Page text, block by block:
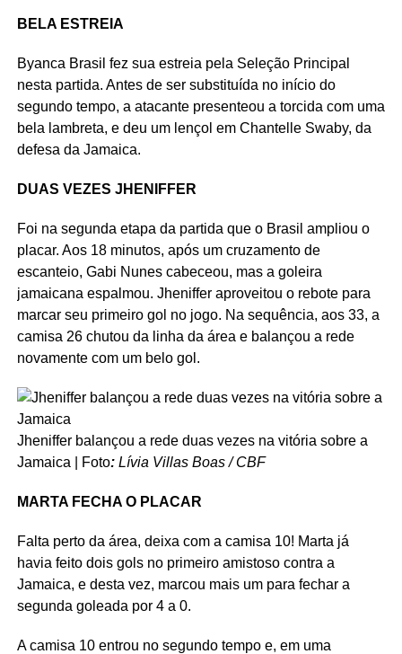
BELA ESTREIA
Byanca Brasil fez sua estreia pela Seleção Principal
nesta partida. Antes de ser substituída no início do
segundo tempo, a atacante presenteou a torcida com uma
bela lambreta, e deu um lençol em Chantelle Swaby, da
defesa da Jamaica.
DUAS VEZES JHENIFFER
Foi na segunda etapa da partida que o Brasil ampliou o
placar. Aos 18 minutos, após um cruzamento de
escanteio, Gabi Nunes cabeceou, mas a goleira
jamaicana espalmou. Jheniffer aproveitou o rebote para
marcar seu primeiro gol no jogo. Na sequência, aos 33, a
camisa 26 chutou da linha da área e balançou a rede
novamente com um belo gol.
Jheniffer balançou a rede duas vezes na vitória sobre a
Jamaica | Foto: Lívia Villas Boas / CBF
MARTA FECHA O PLACAR
Falta perto da área, deixa com a camisa 10! Marta já
havia feito dois gols no primeiro amistoso contra a
Jamaica, e desta vez, marcou mais um para fechar a
segunda goleada por 4 a 0.
A camisa 10 entrou no segundo tempo e, em uma